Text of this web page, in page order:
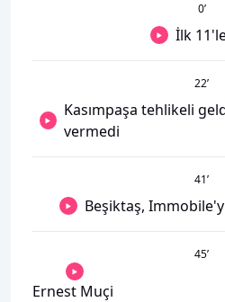
0’
İlk
22’
Kasımpaşa tehlikeli
vermedi
41’
Beşiktaş,
45’
Ernest Muçi